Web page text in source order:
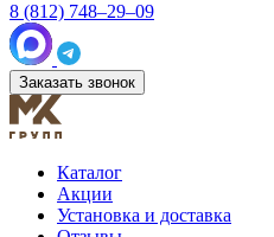
8 (812) 748–29–09
Заказать звонок
Каталог
Акции
Установка и доставка